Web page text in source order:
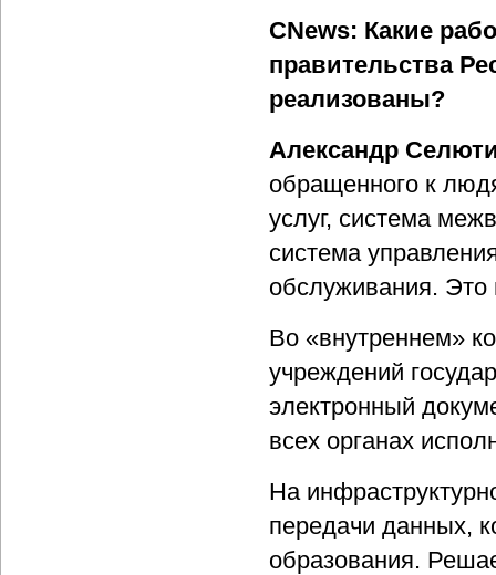
CNews: Какие
правительства
реализованы?
Александр
обращенного к
услуг, система
система
обслуживания. Это
Во «внутреннем»
учреждений
электронный
всех органах
На
передачи данных,
образования.